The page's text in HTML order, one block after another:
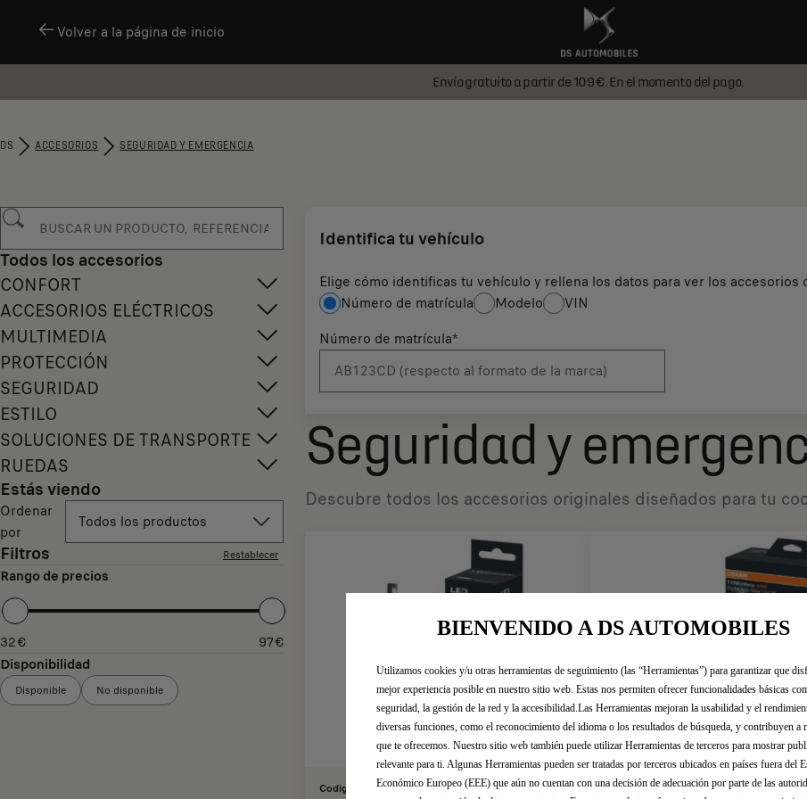
Volver a la página de inicio
Envío gratuito a partir de 109 €. En el momento del pago.
DS ACCESORIOS SEGURIDAD Y EMERGENCIA
Todos los accesorios
CONFORT
ACCESORIOS ELÉCTRICOS
MULTIMEDIA
PROTECCIÓN
SEGURIDAD
ESTILO
SOLUCIONES DE TRANSPORTE
RUEDAS
Estás viendo
Ordenar
por
Todos los productos
Filtros Restablecer
Rango de precios
32€ 97€
Disponibilidad
Disponible No disponible
Identifica tu vehículo
Elige cómo identificas tu vehículo y rellena los datos para ver los accesorios
Número de matrícula
Modelo
VIN
Número de matrícula*
Seguridad y
Descubre todos los accesorios originales diseñados ​​para tu
Codigo 1668218680 Codigo 1681665580
BIENVENIDO A DS AUTOMOBILES
Utilizamos cookies y/u otras herramientas de seguimiento (las “Herramientas”) para garantizar que
mejor experiencia posible en nuestro sitio web. Estas nos permiten ofrecer funcionalidades básicas
seguridad, la gestión de la red y la accesibilidad.Las Herramientas mejoran la usabilidad y el
diversas funciones, como el reconocimiento del idioma o los resultados de búsqueda, y contribuyen a
que te ofrecemos. Nuestro sitio web también puede utilizar Herramientas de terceros para mostrar
relevante para ti. Algunas Herramientas pueden ser tratadas por terceros ubicados en países fuera del
Económico Europeo (EEE) que aún no cuentan con una decisión de adecuación por parte de las